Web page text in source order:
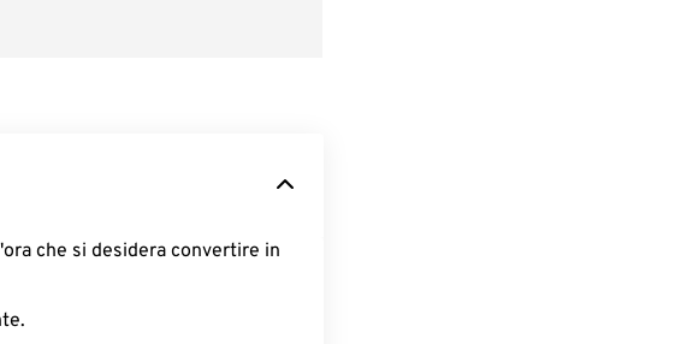
che si desidera convertire in